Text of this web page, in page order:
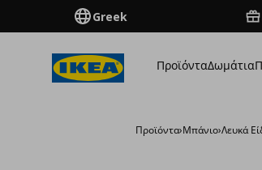
Greek
ΠροϊόνταΔωμάτια
Προϊόντα›Μπάνιο›Λευκά